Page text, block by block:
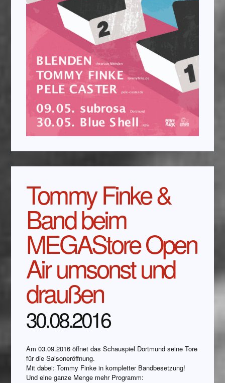
Tommy Finke &
Band beim
MEGAStore Open
Air umsonst und
draußen
30.08.2016
Am 03.09.2016 öffnet das Schauspiel Dortmund seine Tore
für die Saisoneröffnung.
Mit dabei: Tommy Finke in kompletter Bandbesetzung!
Und eine ganze Menge mehr Programm: